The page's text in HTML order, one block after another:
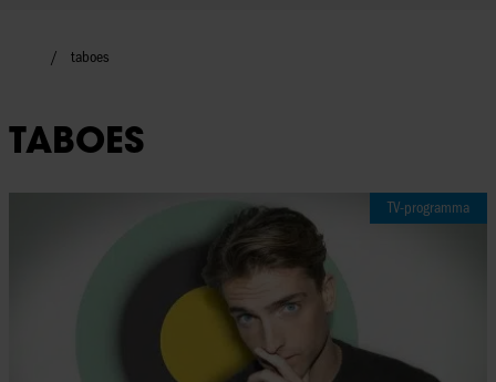
taboes
TABOES
TV-programma